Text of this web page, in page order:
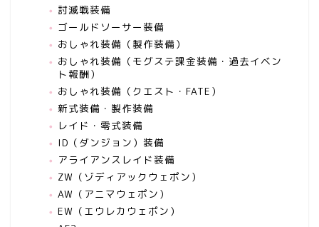
討滅戦装備
ゴールドソーサー装備
おしゃれ装備（製作装備）
おしゃれ装備（モグステ課金装備・過去イベン
ト報酬）
おしゃれ装備（クエスト・FATE）
新式装備・製作装備
レイド・零式装備
ID（ダンジョン）装備
アライアンスレイド装備
ZW（ゾディアックウェポン）
AW（アニマウェポン）
EW（エウレカウェポン）